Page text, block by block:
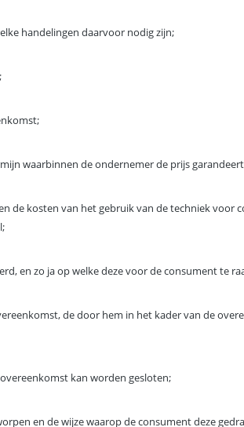
handelingen daarvoor nodig zijn;
waarbinnen de ondernemer de prijs
de kosten van het gebruik van de techniek voor
en zo ja op welke deze voor de consument te
de door hem in het kader van de
kan worden gesloten;
en de wijze waarop de consument deze